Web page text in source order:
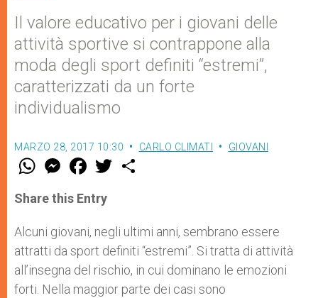
Il valore educativo per i giovani delle
attività sportive si contrappone alla
moda degli sport definiti “estremi”,
caratterizzati da un forte
individualismo
MARZO 28, 2017 10:30 CARLO CLIMATI GIOVANI
W
t
s
p
p
M
e
s
e
g
e
r
F
a
e
b
o
k
w
r
Share this Entry
Alcuni giovani, negli ultimi anni, sembrano essere
attratti da sport definiti “estremi”. Si tratta di attività
all’insegna del rischio, in cui dominano le emozioni
forti. Nella maggior parte dei casi sono